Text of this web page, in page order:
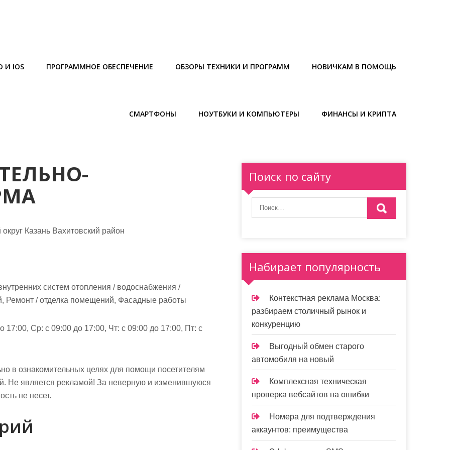
И IOS ПРОГРАММНОЕ ОБЕСПЕЧЕНИЕ ОБЗОРЫ ТЕХНИКИ И ПРОГРАММ НОВИЧКАМ В ПОМОЩЬ
СМАРТФОНЫ НОУТБУКИ И КОМПЬЮТЕРЫ ФИНАНСЫ И КРИПТА
Казань Вахитовский район
систем отопления / водоснабжения /
Ремонт / отделка помещений, Фасадные работы
Ср: с 09:00 до 17:00, Чт: с 09:00 до 17:00, Пт: с
в ознакомительных целях для помощи посетителям
Не является рекламой! За неверную и изменившуюся
не несет.
Поиск по сайту
Набирает популярность
Контекстная реклама Москва:
разбираем столичный рынок и
конкуренцию
Выгодный обмен старого
автомобиля на новый
Комплексная техническая
проверка вебсайтов на ошибки
Номера для подтверждения
аккаунтов: преимущества